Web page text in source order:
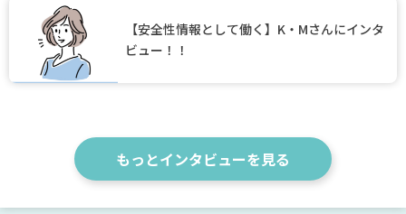
【安全性情報として働く】K・Mさんにインタ
ビュー！！
もっとインタビューを見る